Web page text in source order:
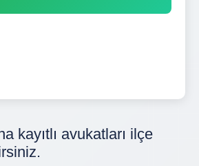
kayıtlı avukatları ilçe